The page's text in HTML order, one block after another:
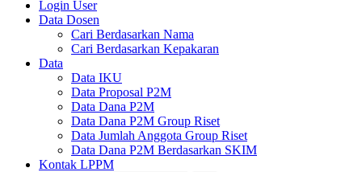
Login User
Data Dosen
Cari Berdasarkan Nama
Cari Berdasarkan Kepakaran
Data
Data IKU
Data Proposal P2M
Data Dana P2M
Data Dana P2M Group Riset
Data Jumlah Anggota Group Riset
Data Dana P2M Berdasarkan SKIM
Kontak LPPM